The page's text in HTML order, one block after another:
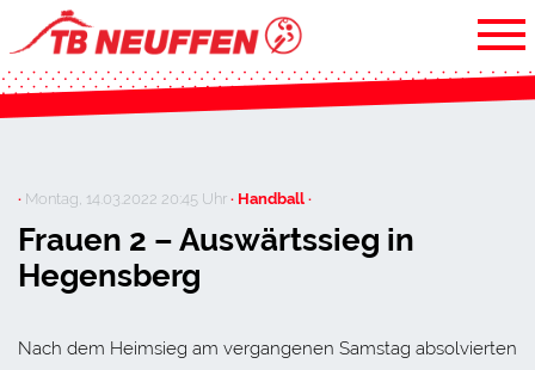
· Montag, 14.03.2022 20:45 Uhr· Handball ·
Frauen 2 – Auswärtssieg in
Hegensberg
Nach dem Heimsieg am vergangenen Samstag absolvierten